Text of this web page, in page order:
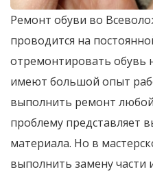
Ремонт обуви во
проводится на
отремонтировать обувь
имеют большой опыт
выполнить ремонт
проблему представляет
материала. Но в
выполнить замену части